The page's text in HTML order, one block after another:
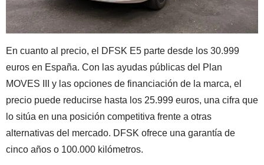
En cuanto al precio, el DFSK E5 parte desde los 30.999
euros en España. Con las ayudas públicas del Plan
MOVES III y las opciones de financiación de la marca, el
precio puede reducirse hasta los 25.999 euros, una cifra que
lo sitúa en una posición competitiva frente a otras
alternativas del mercado. DFSK ofrece una garantía de
cinco años o 100.000 kilómetros.